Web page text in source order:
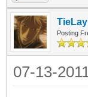
TieLay
Posting
07-13-